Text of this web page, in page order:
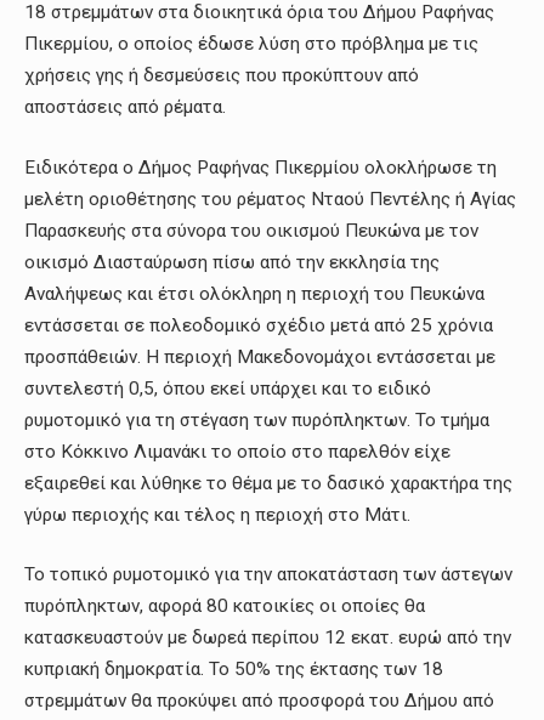
18 στρεμμάτων στα διοικητικά όρια του Δήμου Ραφήνας
Πικερμίου, ο οποίος έδωσε λύση στο πρόβλημα με τις
χρήσεις γης ή δεσμεύσεις που προκύπτουν από
αποστάσεις από ρέματα.
Ειδικότερα ο Δήμος Ραφήνας Πικερμίου ολοκλήρωσε τη
μελέτη οριοθέτησης του ρέματος Νταού Πεντέλης ή Αγίας
Παρασκευής στα σύνορα του οικισμού Πευκώνα με τον
οικισμό Διασταύρωση πίσω από την εκκλησία της
Αναλήψεως και έτσι ολόκληρη η περιοχή του Πευκώνα
εντάσσεται σε πολεοδομικό σχέδιο μετά από 25 χρόνια
προσπάθειών. Η περιοχή Μακεδονομάχοι εντάσσεται με
συντελεστή 0,5, όπου εκεί υπάρχει και το ειδικό
ρυμοτομικό για τη στέγαση των πυρόπληκτων. Το τμήμα
στο Κόκκινο Λιμανάκι το οποίο στο παρελθόν είχε
εξαιρεθεί και λύθηκε το θέμα με το δασικό χαρακτήρα της
γύρω περιοχής και τέλος η περιοχή στο Μάτι.
Το τοπικό ρυμοτομικό για την αποκατάσταση των άστεγων
πυρόπληκτων, αφορά 80 κατοικίες οι οποίες θα
κατασκευαστούν με δωρεά περίπου 12 εκατ. ευρώ από την
κυπριακή δημοκρατία. Το 50% της έκτασης των 18
στρεμμάτων θα προκύψει από προσφορά του Δήμου από